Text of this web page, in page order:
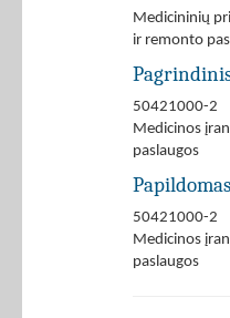
Medicininių
ir remonto
50421000-2
Medicinos
paslaugos
50421000-2
Medicinos
paslaugos